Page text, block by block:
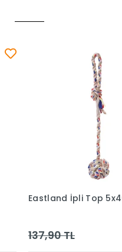
Eastland Kemik
202,90 TL